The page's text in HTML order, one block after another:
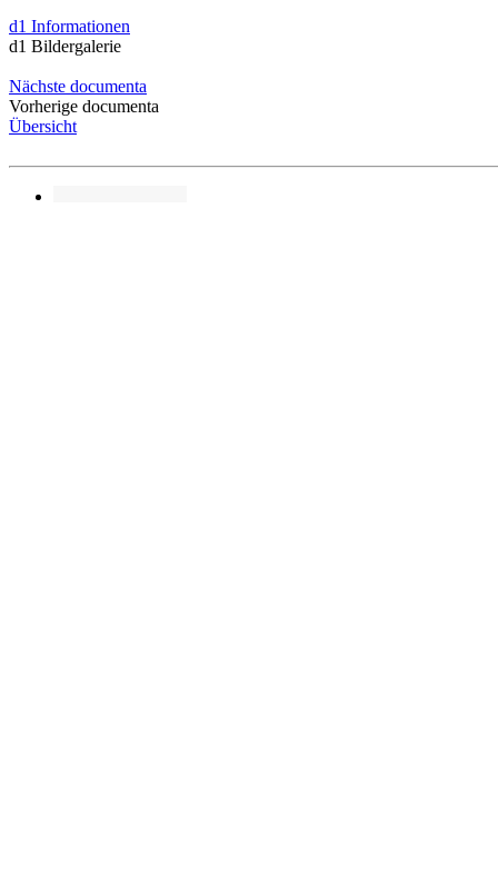
d1 Informationen
d1 Bildergalerie
Nächste documenta
Vorherige documenta
Übersicht